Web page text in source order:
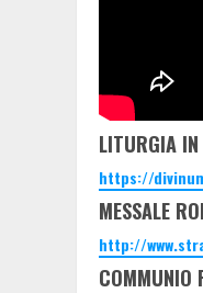
LITURGIA
https://
MESSALE
http://
COMMUNIO